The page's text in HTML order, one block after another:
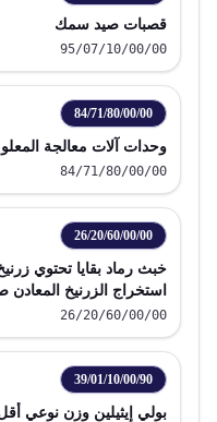
قصبات صيد سمك
95/07/10/00/00
84/71/80/00/00
وحدات آلات معالجة
84/71/80/00/00
26/20/60/00/00
خبث رماد بقايا تحتوي
استخراج الزرنيخ المعادن
مخلفات صناعة الحديد
26/20/60/00/00
39/01/10/00/90
بولي إيثيلين وزن نوعي أقل